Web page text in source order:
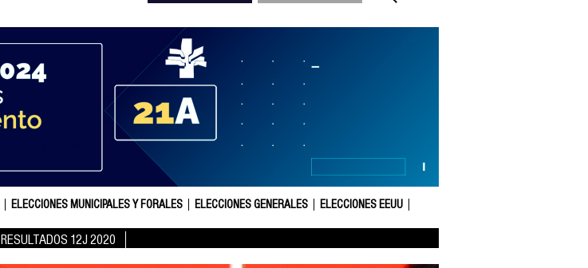
ELECCIONES MUNICIPALES Y FORALES ELECCIONES GENERALES
ELECCIONES EEUU
RESULTADOS 12J 2020